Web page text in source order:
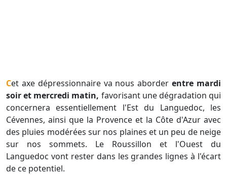
Cet axe dépressionnaire va nous aborderentre mardi
soir et mercredi matin, favorisant une dégradation qui
concernera essentiellement l'Est du Languedoc, les
Cévennes, ainsi que la Provence et la Côte d'Azur avec
des pluies modérées sur nos plaines et un peu de neige
sur nos sommets. Le Roussillon et l'Ouest du
Languedoc vont rester dans les grandes lignes à l'écart
de ce potentiel.